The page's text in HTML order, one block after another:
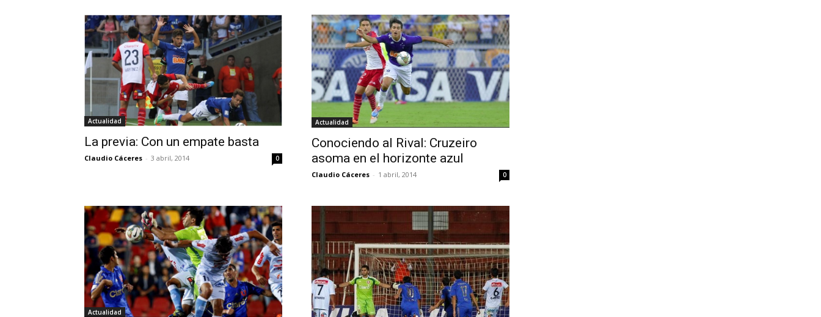
Actualidad
La previa: Con un empate basta
Claudio Cáceres - 3 abril, 2014 0
Actualidad
Conociendo al Rival: Cruzeiro
asoma en el horizonte azul
Claudio Cáceres - 1 abril, 2014 0
Actualidad